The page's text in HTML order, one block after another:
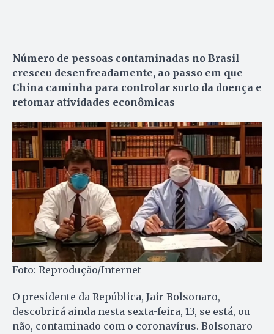
Número de pessoas contaminadas no Brasil
cresceu desenfreadamente, ao passo em que
China caminha para controlar surto da doença e
retomar atividades econômicas
Foto: Reprodução/Internet
O presidente da República, Jair Bolsonaro,
descobrirá ainda nesta sexta-feira, 13, se está, ou
não, contaminado com o coronavírus. Bolsonaro